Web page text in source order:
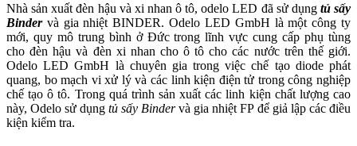
Nhà sản xuất đèn hậu và xi nhan ô tô, odelo LED đã sử dụng tủ sấy
Bindervà gia nhiệt BINDER. Odelo LED GmbH là một công ty
mới, quy mô trung bình ở Đức trong lĩnh vực cung cấp phụ tùng
cho đèn hậu và đèn xi nhan cho ô tô cho các nước trên thế giới.
Odelo LED GmbH là chuyên gia trong việc chế tạo diode phát
quang, bo mạch vi xử lý và các linh kiện điện tử trong công nghiệp
chế tạo ô tô. Trong quá trình sản xuất các linh kiện chất lượng cao
này, Odelo sử dụng tủ sấy Bindervà gia nhiệt FP để giả lập các điều
kiện kiểm tra.